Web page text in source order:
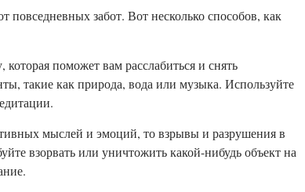
повседневных забот. Вот несколько способов, как
которая поможет вам расслабиться и снять
такие как природа, вода или музыка. Используйте
мыслей и эмоций, то взрывы и разрушения в
взорвать или уничтожить какой-нибудь объект на